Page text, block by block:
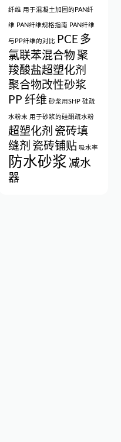
纤维 用于混凝土加固的PAN纤
维 PAN纤维规格指南 PAN纤维
与PP纤维的对比 PCE 多
氯联苯混合物聚
羧酸盐超塑化剂
聚合物改性砂浆
PP 纤维 砂浆用SHP 硅疏
水粉末 用于砂浆的硅酮疏水粉
超塑化剂 瓷砖填
缝剂 瓷砖铺贴 吸水率
防水砂浆 减水
器